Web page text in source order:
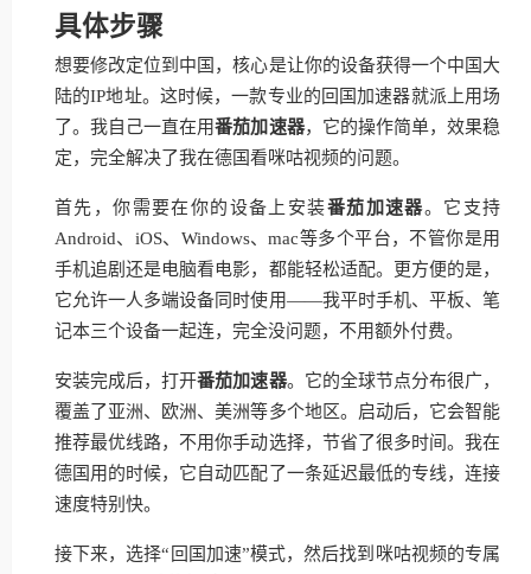
具体步骤
想要修改定位到中国，核心是让你的设备获得一个中国大
陆的IP地址。这时候，一款专业的回国加速器就派上用场
了。我自己一直在用番茄加速器，它的操作简单，效果稳
定，完全解决了我在德国看咪咕视频的问题。
首先，你需要在你的设备上安装番茄加速器。它支持
Android、iOS、Windows、mac等多个平台，不管你是用
手机追剧还是电脑看电影，都能轻松适配。更方便的是，
它允许一人多端设备同时使用——我平时手机、平板、笔
记本三个设备一起连，完全没问题，不用额外付费。
安装完成后，打开番茄加速器。它的全球节点分布很广，
覆盖了亚洲、欧洲、美洲等多个地区。启动后，它会智能
推荐最优线路，不用你手动选择，节省了很多时间。我在
德国用的时候，它自动匹配了一条延迟最低的专线，连接
速度特别快。
接下来，选择“回国加速”模式，然后找到咪咕视频的专属